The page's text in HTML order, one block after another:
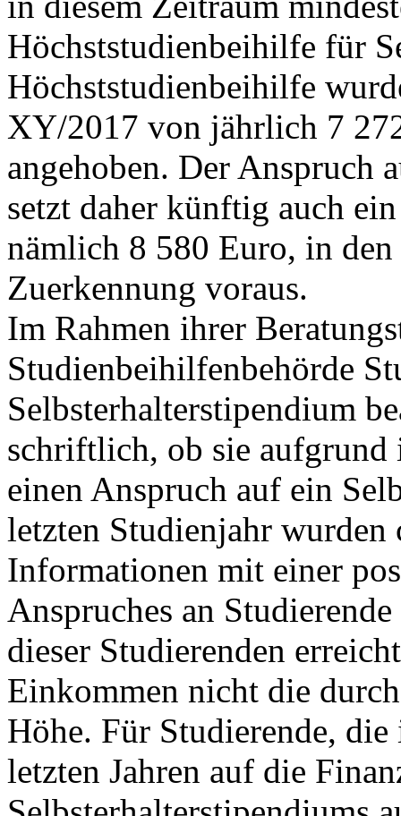
Höchststudienbeihilfe für
Höchststudienbeihilfe
XY/2017 von jährlich 7
angehoben. Der Anspruch
setzt daher künftig auch
nämlich 8 580 Euro, in
Zuerkennung voraus.
Im Rahmen ihrer
Studienbeihilfenbehörde
Selbsterhalterstipendium
schriftlich, ob sie
einen Anspruch auf ein
letzten Studienjahr
Informationen mit einer
Anspruches an
dieser Studierenden
Einkommen nicht die
Höhe. Für Studierende,
letzten Jahren auf die